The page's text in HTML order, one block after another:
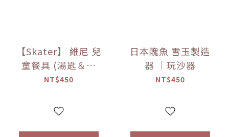
【Skater】 維尼 兒
童餐具 (湯匙＆叉
子)
NT$450
日本醜魚 雪玉製造
器 ｜玩沙器
NT$450